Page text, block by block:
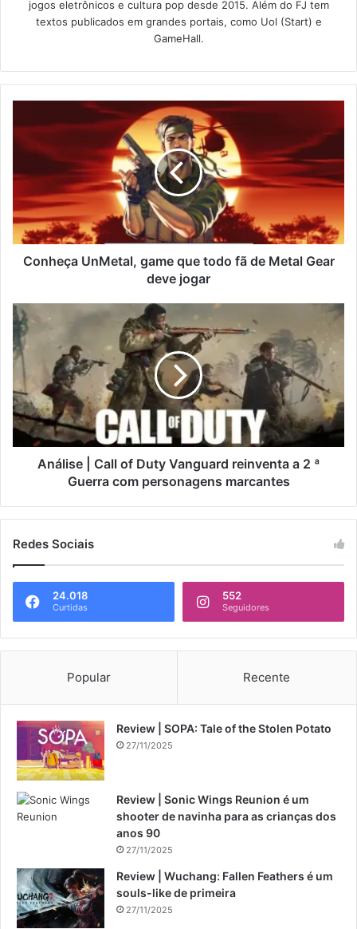
jogos eletrônicos e cultura pop desde 2015. Além do FJ tem
textos publicados em grandes portais, como Uol (Start) e
GameHall.
Conheça UnMetal, game que todo fã de Metal Gear
deve jogar
Análise | Call of Duty Vanguard reinventa a 2 ª
Guerra com personagens marcantes
Redes Sociais
24.018
Curtidas
552
Seguidores
Popular Recente
Review | SOPA: Tale of the Stolen Potato
27/11/2025
Review | Sonic Wings Reunion é um
shooter de navinha para as crianças dos
anos 90
27/11/2025
Review | Wuchang: Fallen Feathers é um
souls-like de primeira
27/11/2025